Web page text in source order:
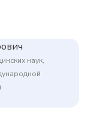
наук,